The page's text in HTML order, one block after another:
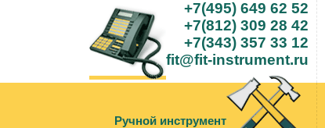
+7(495) 649 62 52
+7(812) 309 28 42
+7(343) 357 33 12
fit@fit-instrument.ru
Ручной инструмент